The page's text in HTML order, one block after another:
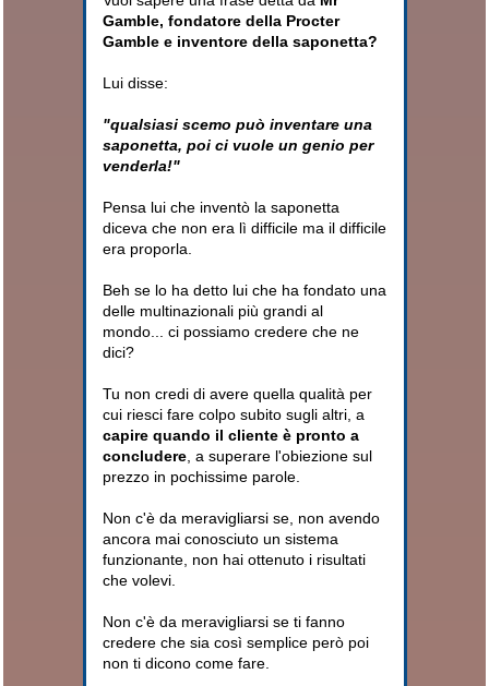
Gamble, fondatore della Procter
Gamble e inventore della saponetta?
Lui disse:
"qualsiasi scemo può inventare una
saponetta, poi ci vuole un genio per
venderla!"
Pensa lui che inventò la saponetta
diceva che non era lì difficile ma il difficile
era proporla.
Beh se lo ha detto lui che ha fondato una
delle multinazionali più grandi al
mondo... ci possiamo credere che ne
dici?
Tu non credi di avere quella qualità per
cui riesci fare colpo subito sugli altri, a
capire quando il cliente è pronto a
concludere, a superare l'obiezione sul
prezzo in pochissime parole.
Non c'è da meravigliarsi se, non avendo
ancora mai conosciuto un sistema
funzionante, non hai ottenuto i risultati
che volevi.
Non c'è da meravigliarsi se ti fanno
credere che sia così semplice però poi
non ti dicono come fare.